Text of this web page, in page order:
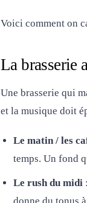
Voici comment on
La brasserie
Une brasserie qui
et la musique doit
Le matin / les
temps. Un fond
Le rush du midi